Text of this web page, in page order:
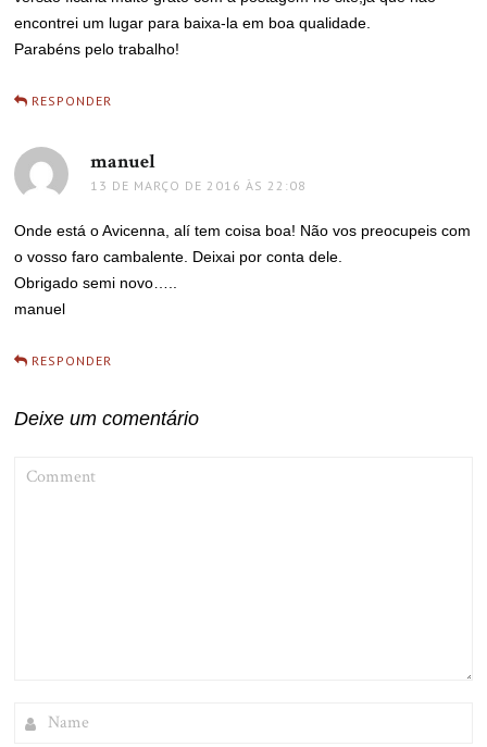
encontrei um lugar para baixa-la em boa qualidade.
Parabéns pelo trabalho!
RESPONDER
manuel
13 DE MARÇO DE 2016 ÀS 22:08
Onde está o Avicenna, alí tem coisa boa! Não vos preocupeis com
o vosso faro cambalente. Deixai por conta dele.
Obrigado semi novo…..
manuel
RESPONDER
Deixe um comentário